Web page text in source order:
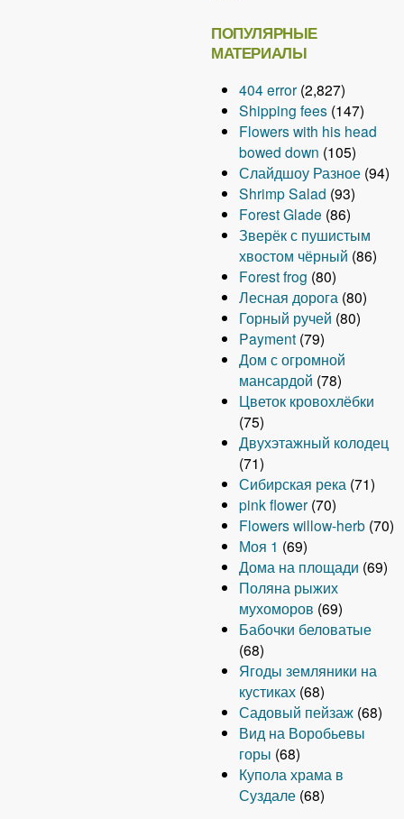
ПОПУЛЯРНЫЕ
МАТЕРИАЛЫ
404 error (2,827)
Shipping fees (147)
Flowers with his head
bowed down (105)
Слайдшоу Разное (94)
Shrimp Salad (93)
Forest Glade (86)
Зверёк с пушистым
хвостом чёрный (86)
Forest frog (80)
Лесная дорога (80)
Горный ручей (80)
Payment (79)
Дом с огромной
мансардой (78)
Цветок кровохлёбки
(75)
Двухэтажный колодец
(71)
Сибирская река (71)
pink flower (70)
Flowers willow-herb (70)
Моя 1 (69)
Дома на площади (69)
Поляна рыжих
мухоморов (69)
Бабочки беловатые
(68)
Ягоды земляники на
кустиках (68)
Садовый пейзаж (68)
Вид на Воробьевы
горы (68)
Купола храма в
Суздале (68)